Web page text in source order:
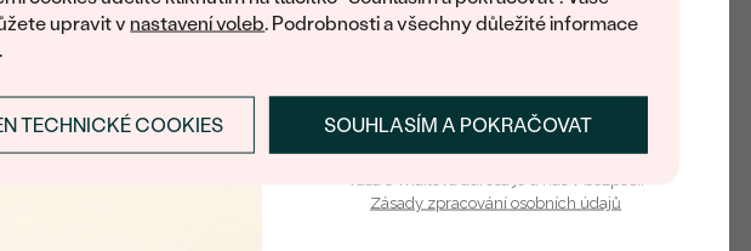
upravit v nastavení voleb. Podrobnosti a všechny důležité informace
.
SOUHLASÍM A POKRAČOVAT
TECHNICKÉ COOKIES
ZASLAT UPOZORNĚNÍ NA TENTO
PŘIHLÁSIT SE A ZÍSKAT SLEVU
Zásady zpracování osobních údajů